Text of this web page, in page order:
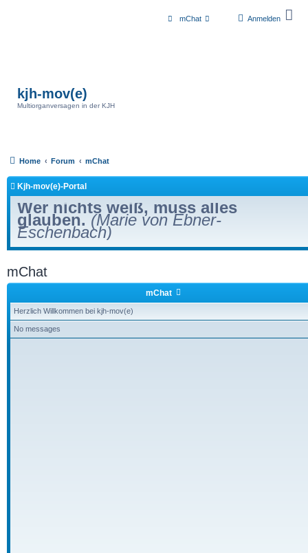
Anmelden
mChat
kjh-mov(e)
Multiorganversagen in der KJH
Home Forum mChat
Kjh-mov(e)-Portal
Wer nichts weiß, muss alles
glauben. (Marie von Ebner-
Eschenbach)
mChat
mChat
Herzlich Willkommen bei kjh-mov(e)
No messages